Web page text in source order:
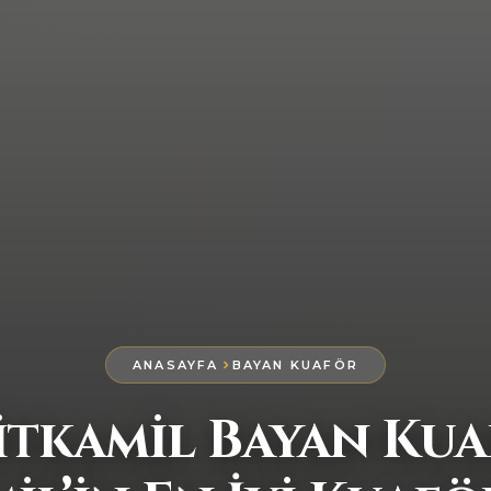
ANASAYFA BAYAN KUAFÖR
Bayan